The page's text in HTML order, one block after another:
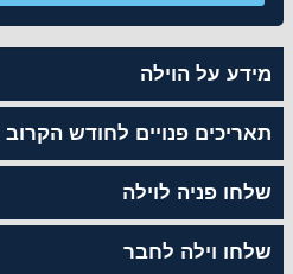
מידע על הוילה
תאריכים פנויים לחודש הקרוב
שלחו פניה לוילה
שלחו וילה לחבר